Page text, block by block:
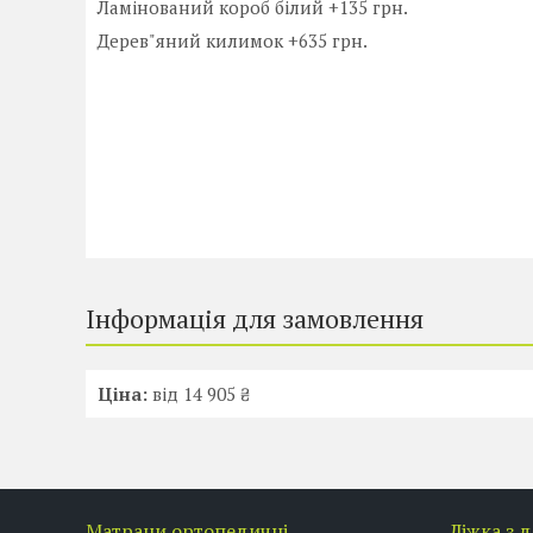
Ламінований короб білий +135 грн.
Дерев"яний килимок +635 грн.
Інформація для замовлення
Ціна: від 14 905 ₴